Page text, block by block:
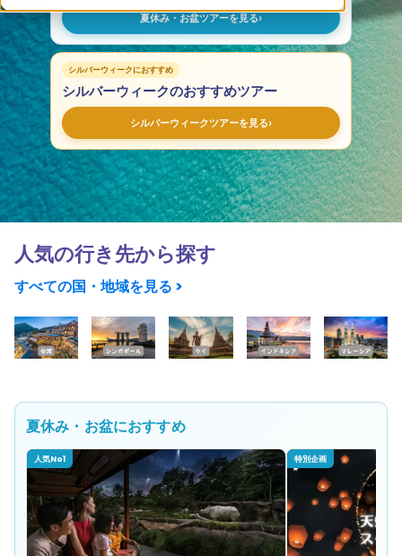
夏休み・お盆ツアーを見る›
シルバーウィークにおすすめ
シルバーウィークのおすすめツアー
シルバーウィークツアーを見る›
人気の行き先から探す
すべての国・地域を見る >
夏休み・お盆におすすめ
人気No1 特別企画